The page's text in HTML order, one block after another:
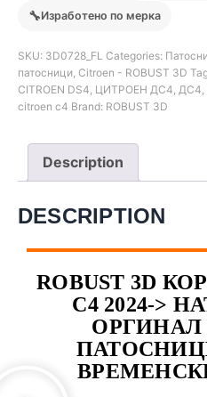
🔧Изработено по мерка
SKU: 3D0728_FL Categories:
патосници, Citroen - ROBUST 3D
CITROEN DS4, ЦИТРОЕН ДС4, ДС4,
citroen c4 Brand: ROBUST 3D
Description
DESCRIPTION
ROBUST 3D
C4 2024->